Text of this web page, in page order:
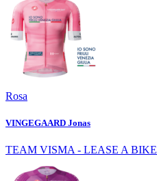
Rosa
VINGEGAARD Jonas
TEAM VISMA - LEASE A BIKE